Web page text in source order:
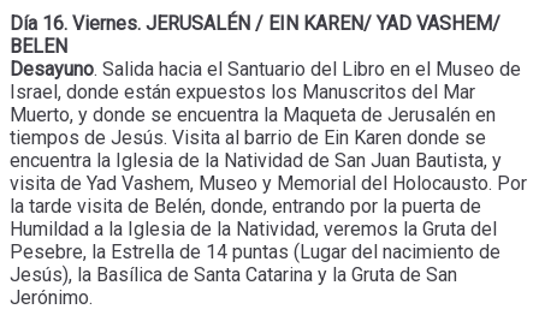
Día 16. Viernes. JERUSALÉN / EIN KAREN/ YAD VASHEM/
BELEN
Desayuno. Salida hacia el Santuario del Libro en el Museo de
Israel, donde están expuestos los Manuscritos del Mar
Muerto, y donde se encuentra la Maqueta de Jerusalén en
tiempos de Jesús. Visita al barrio de Ein Karen donde se
encuentra la Iglesia de la Natividad de San Juan Bautista, y
visita de Yad Vashem, Museo y Memorial del Holocausto. Por
la tarde visita de Belén, donde, entrando por la puerta de
Humildad a la Iglesia de la Natividad, veremos la Gruta del
Pesebre, la Estrella de 14 puntas (Lugar del nacimiento de
Jesús), la Basílica de Santa Catarina y la Gruta de San
Jerónimo.